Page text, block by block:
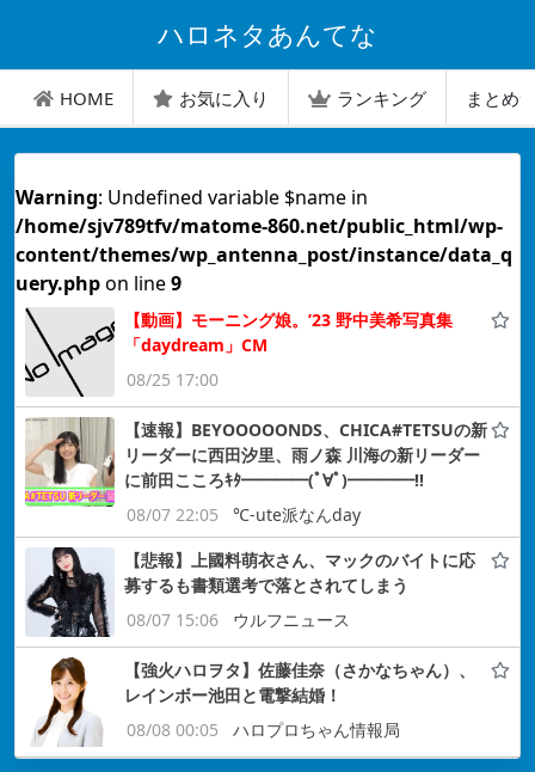
ハロネタあんてな
HOME お気に入り ランキング まとめ
Warning: Undefined variable $name in
/home/sjv789tfv/matome-860.net/public_html/wp-
content/themes/wp_antenna_post/instance/data_q
uery.phpon line9
【動画】モーニング娘。’23 野中美希写真集
「daydream」CM
08/25 17:00
【速報】BEYOOOOONDS、CHICA#TETSUの新
リーダーに西田汐里、雨ノ森 川海の新リーダー
に前田こころｷﾀ━━━━(ﾟ∀ﾟ)━━━━!!
08/07 22:05
℃-ute派なんday
【悲報】上國料萌衣さん、マックのバイトに応
募するも書類選考で落とされてしまう
08/07 15:06
ウルフニュース
【強火ハロヲタ】佐藤佳奈（さかなちゃん）、
レインボー池田と電撃結婚！
08/08 00:05
ハロプロちゃん情報局